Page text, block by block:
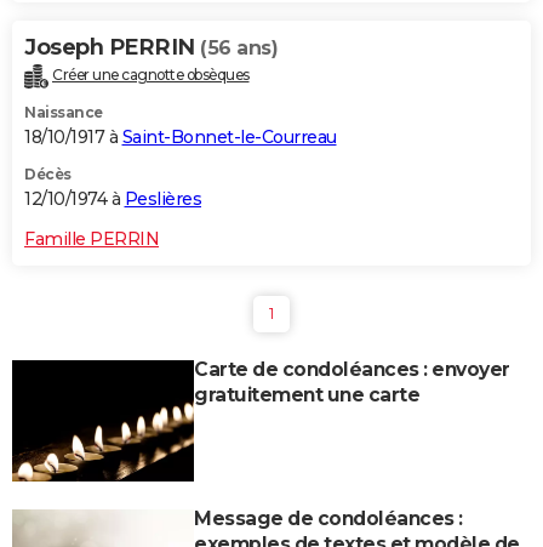
Joseph PERRIN (56 ans)
Créer une cagnotte obsèques
Naissance
18/10/1917 à Saint-Bonnet-le-Courreau
Décès
12/10/1974 à Peslières
Famille PERRIN
1
Carte de condoléances : envoyer
gratuitement une carte
Message de condoléances :